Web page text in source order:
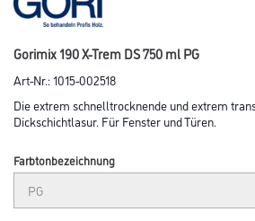
Gorimix 190 X-Trem DS 750 ml PG
Art-Nr.:1015-002518
Die extrem schnelltrocknende und extrem
Dickschichtlasur. Für Fenster und Türen.
Farbtonbezeichnung